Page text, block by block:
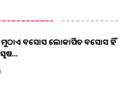
ଅବସୋସ ଲୋକାର୍ପିତ ଅବସୋସ ହିଁ